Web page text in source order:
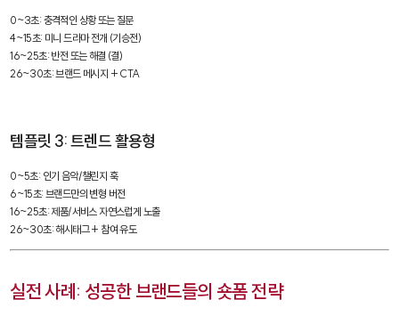
0~3초: 충격적인 상황 또는 질문
4~15초: 미니 드라마 전개 (기승전)
16~25초: 반전 또는 해결 (결)
26~30초: 브랜드 메시지 + CTA
템플릿 3: 트렌드 활용형
0~5초: 인기 음악/챌린지 훅
6~15초: 브랜드만의 변형 버전
16~25초: 제품/서비스 자연스럽게 노출
26~30초: 해시태그 + 참여 유도
실전 사례: 성공한 브랜드들의 숏폼 전략